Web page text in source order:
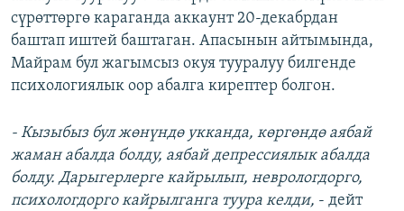
сүрөттөргө караганда аккаунт 20-декабрдан
баштап иштей баштаган. Апасынын айтымында,
Майрам бул жагымсыз окуя тууралуу билгенде
психологиялык оор абалга кирептер болгон.
- Кызыбыз бул жөнүндө укканда, көргөндө аябай
жаман абалда болду, аябай депрессиялык абалда
болду. Дарыгерлерге кайрылып, неврологдорго,
психологдорго кайрылганга туура келди, - дейт